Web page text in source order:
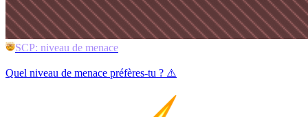
SCP: niveau de menace
Quel niveau de menace préfères-tu ? ⚠️